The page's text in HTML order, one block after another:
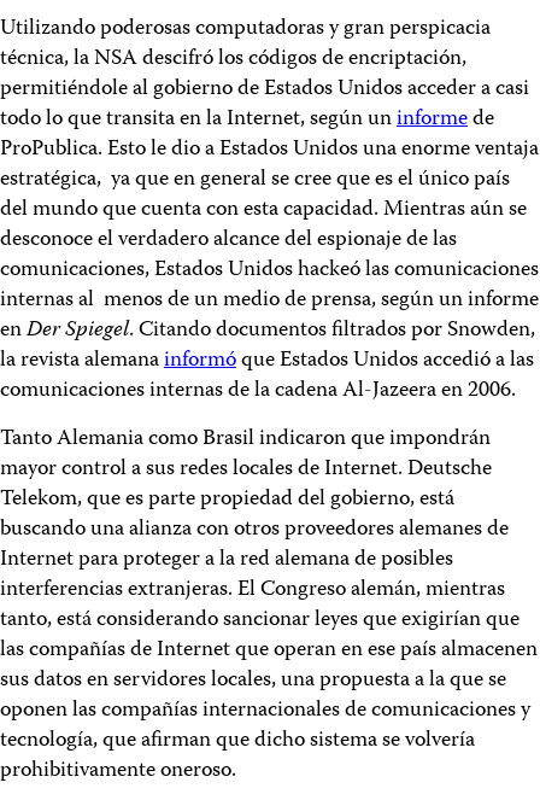
Utilizando poderosas computadoras y gran perspicacia
técnica, la NSA descifró los códigos de encriptación,
permitiéndole al gobierno de Estados Unidos acceder a casi
todo lo que transita en la Internet, según uninformede
ProPublica. Esto le dio a Estados Unidos una enorme ventaja
estratégica, ya que en general se cree que es el único país
del mundo que cuenta con esta capacidad. Mientras aún se
desconoce el verdadero alcance del espionaje de las
comunicaciones, Estados Unidos hackeó las comunicaciones
internas al menos de un medio de prensa, según un informe
enDer Spiegel. Citando documentos filtrados por Snowden,
la revista alemanainformóque Estados Unidos accedió a las
comunicaciones internas de la cadena Al-Jazeera en 2006.
Tanto Alemania como Brasil indicaron que impondrán
mayor control a sus redes locales de Internet. Deutsche
Telekom, que es parte propiedad del gobierno, está
buscando una alianza con otros proveedores alemanes de
Internet para proteger a la red alemana de posibles
interferencias extranjeras. El Congreso alemán, mientras
tanto, está considerando sancionar leyes que exigirían que
las compañías de Internet que operan en ese país almacenen
sus datos en servidores locales, una propuesta a la que se
oponen las compañías internacionales de comunicaciones y
tecnología, que afirman que dicho sistema se volvería
prohibitivamente oneroso.